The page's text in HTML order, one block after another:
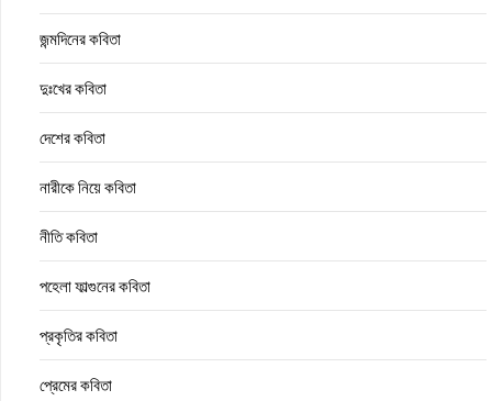
জন্মদিনের কবিতা
দুঃখের কবিতা
দেশের কবিতা
নারীকে নিয়ে কবিতা
নীতি কবিতা
পহেলা ফাল্গুনের কবিতা
প্রকৃতির কবিতা
প্রেমের কবিতা